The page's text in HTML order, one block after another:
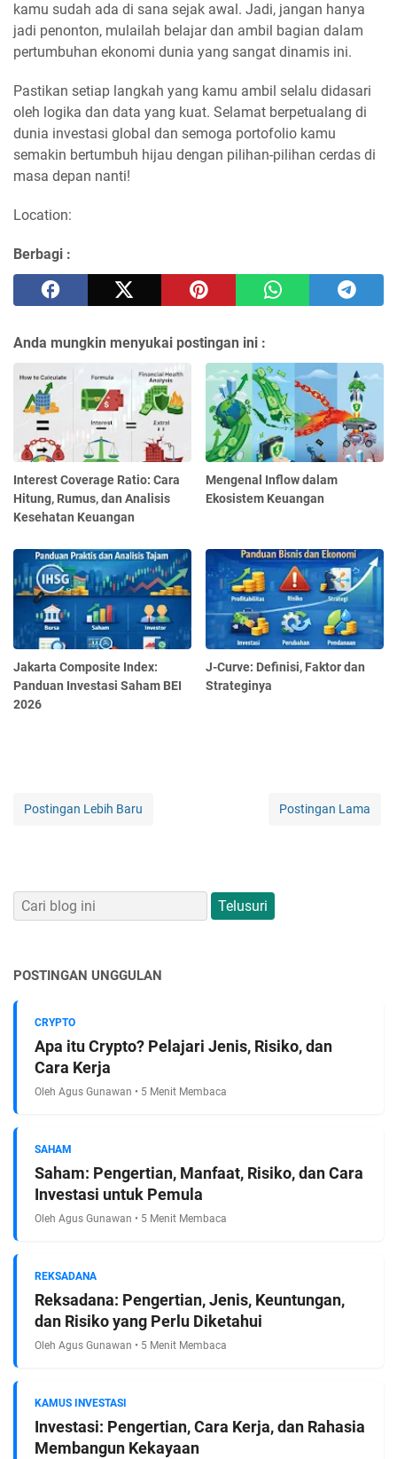
kamu sudah ada di sana sejak awal. Jadi, jangan hanya
jadi penonton, mulailah belajar dan ambil bagian dalam
pertumbuhan ekonomi dunia yang sangat dinamis ini.
Pastikan setiap langkah yang kamu ambil selalu didasari
oleh logika dan data yang kuat. Selamat berpetualang di
dunia investasi global dan semoga portofolio kamu
semakin bertumbuh hijau dengan pilihan-pilihan cerdas di
masa depan nanti!
Location:
Berbagi :
Anda mungkin menyukai postingan ini :
Interest Coverage Ratio: Cara
Hitung, Rumus, dan Analisis
Kesehatan Keuangan
Mengenal Inflow dalam
Ekosistem Keuangan
Jakarta Composite Index:
Panduan Investasi Saham BEI
2026
J-Curve: Definisi, Faktor dan
Strateginya
Postingan Lebih Baru Postingan Lama
POSTINGAN UNGGULAN
CRYPTO
Apa itu Crypto? Pelajari Jenis, Risiko, dan
Cara Kerja
Oleh Agus Gunawan • 5 Menit Membaca
SAHAM
Saham: Pengertian, Manfaat, Risiko, dan Cara
Investasi untuk Pemula
Oleh Agus Gunawan • 5 Menit Membaca
REKSADANA
Reksadana: Pengertian, Jenis, Keuntungan,
dan Risiko yang Perlu Diketahui
Oleh Agus Gunawan • 5 Menit Membaca
KAMUS INVESTASI
Investasi: Pengertian, Cara Kerja, dan Rahasia
Membangun Kekayaan